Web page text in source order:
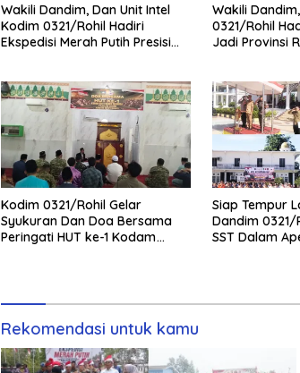
Wakili Dandim, Dan Unit Intel
Kodim 0321/Rohil Hadiri
Ekspedisi Merah Putih Presisi
Wakili
0321/Rohil
Jadi Provinsi
Kodim 0321/Rohil Gelar
Syukuran Dan Doa Bersama
Peringati HUT ke-1 Kodam
Siap Tempur
Dandim 0321/
SST Dalam
Rekomendasi untuk kamu